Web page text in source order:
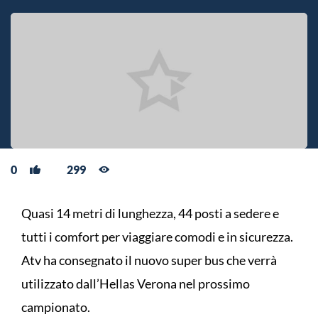
0 299
Quasi 14 metri di lunghezza, 44 posti a sedere e
tutti i comfort per viaggiare comodi e in sicurezza.
Atv ha consegnato il nuovo super bus che verrà
utilizzato dall’Hellas Verona nel prossimo
campionato.